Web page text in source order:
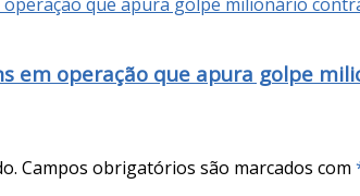
em operação que apura golpe
Campos obrigatórios são marcados com